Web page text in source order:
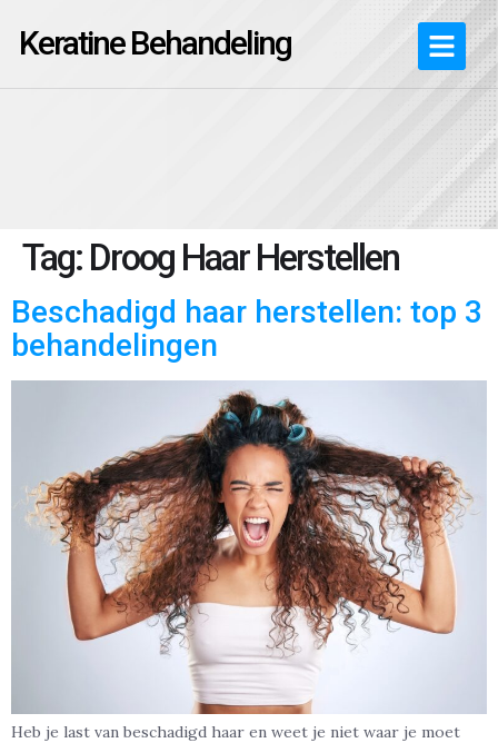
Keratine Behandeling
Tag: Droog Haar Herstellen
Beschadigd haar herstellen: top 3
behandelingen
Heb je last van beschadigd haar en weet je niet waar je moet